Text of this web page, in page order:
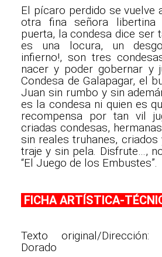
El pícaro perdido se vuelve
otra fina señora
puerta, la condesa dice ser
es una locura, un
infierno!, son tres
nacer y poder gobernar y
Condesa de Galapagar, el
Juan sin rumbo y sin
es la condesa ni quien es
recompensa por tan vil
criadas condesas,
sin reales truhanes, criados
traje y sin pela. Disfrute…,
“El Juego de los Embustes”.
FICHA ARTÍSTICA-
Texto original/
Dorado